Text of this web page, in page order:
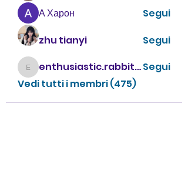
А Харон
Segui
zhu tianyi
Segui
enthusiastic.rabbit.uhur enthusiastic.rabbit.uhurSegui
Vedi tutti i membri (475)